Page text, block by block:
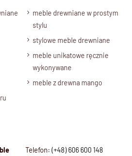
na długie lata
CUBEto idealne połączenie
produktu
meble drewniane w prostym
stylu
stylowe meble drewniane
meble unikatowe ręcznie
wykonywane
meble z drewna mango
Telefon: (+48) 606 600 148